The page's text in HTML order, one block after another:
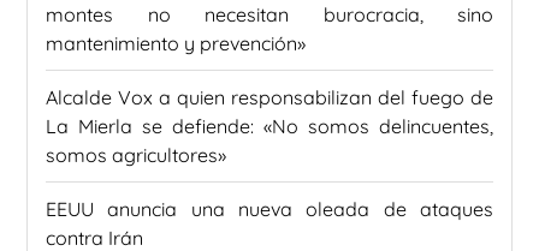
montes no necesitan burocracia, sino
mantenimiento y prevención»
Alcalde Vox a quien responsabilizan del fuego de
La Mierla se defiende: «No somos delincuentes,
somos agricultores»
EEUU anuncia una nueva oleada de ataques
contra Irán